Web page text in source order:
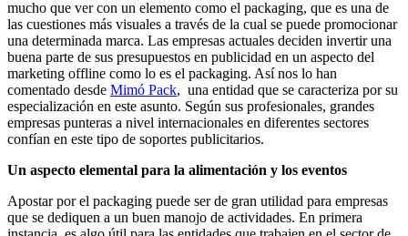
mucho que ver con un elemento como el packaging, que es una de
las cuestiones más visuales a través de la cual se puede promocionar
una determinada marca. Las empresas actuales deciden invertir una
buena parte de sus presupuestos en publicidad en un aspecto del
marketing offline como lo es el packaging. Así nos lo han
comentado desde Mimó Pack, una entidad que se caracteriza por su
especialización en este asunto. Según sus profesionales, grandes
empresas punteras a nivel internacionales en diferentes sectores
confían en este tipo de soportes publicitarios.
Un aspecto elemental para la alimentación y los eventos
Apostar por el packaging puede ser de gran utilidad para empresas
que se dediquen a un buen manojo de actividades. En primera